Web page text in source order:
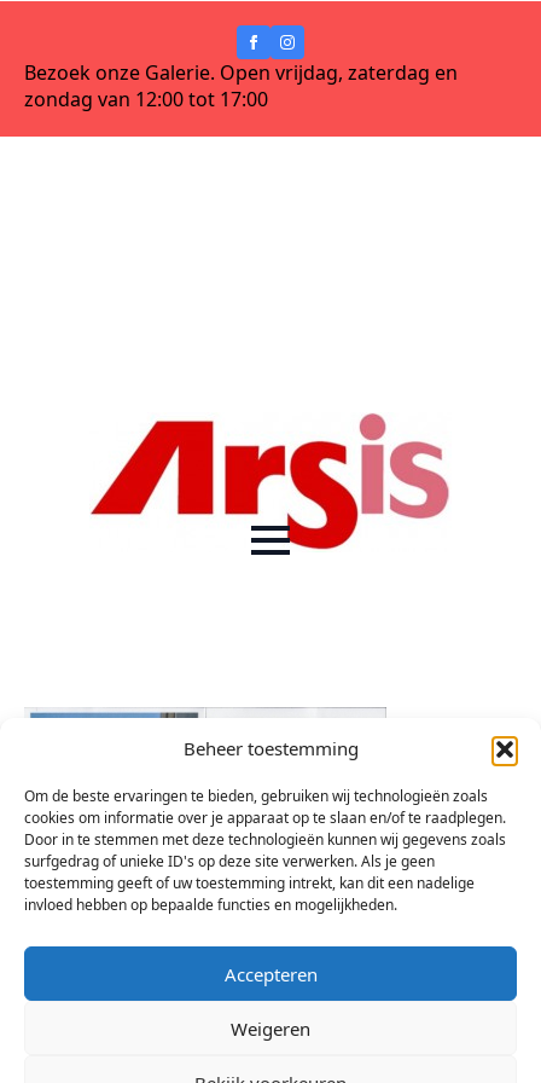
Beheer toestemming
Om de beste ervaringen te bieden, gebruiken wij technologieën zoals
cookies om informatie over je apparaat op te slaan en/of te raadplegen.
Door in te stemmen met deze technologieën kunnen wij gegevens zoals
surfgedrag of unieke ID's op deze site verwerken. Als je geen
toestemming geeft of uw toestemming intrekt, kan dit een nadelige
invloed hebben op bepaalde functies en mogelijkheden.
Accepteren
Weigeren
Bezoek onze Galerie. Open vrijdag, zaterdag en
zondag van 12:00 tot 17:00